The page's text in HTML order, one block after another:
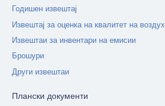
Годишен извештај
Извештај за оценка на квалитет на воздух
Извештаи за инвентари на емисии
Брошури
Други извештаи
Плански документи